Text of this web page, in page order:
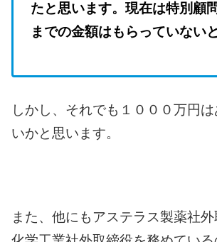
たと思います。 現在は特別顧
までの金額はもらっていない
しかし、それでも１０００万円
いかと思います。
また、他にもアステラス製薬社